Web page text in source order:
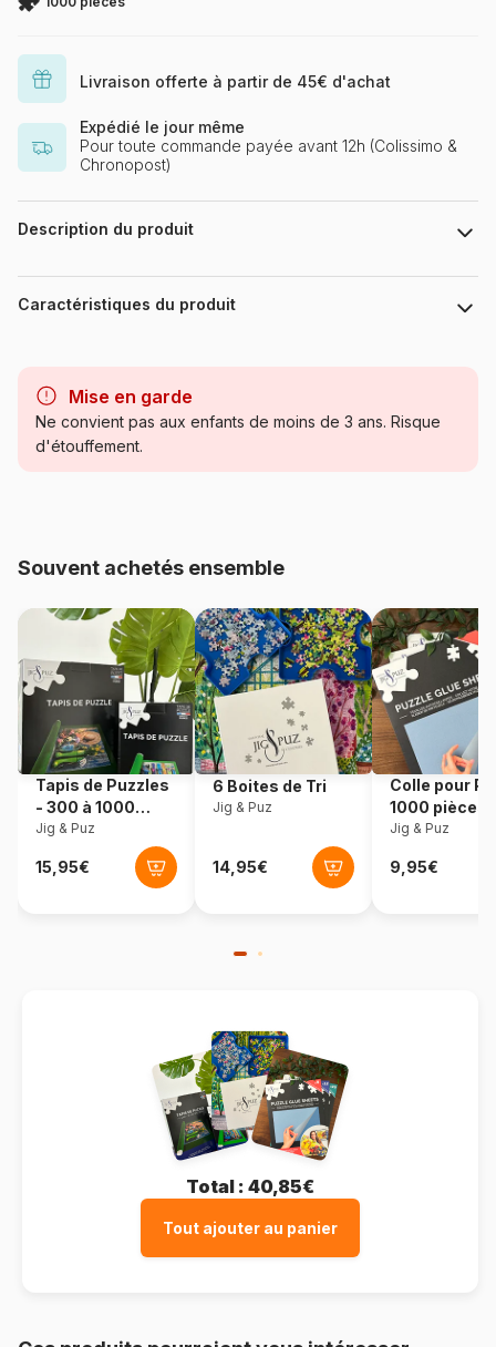
Livraison offerte à partir de 45€ d'achat
Expédié le jour même
Pour toute commande payée avant 12h (Colissimo &
Chronopost)
Description du produit
Puzzle de 1000 pièces. Dimensions du puzzle assemblé : 68 x
47 cm.
Caractéristiques du produit
Catégorie
Provenance Roumanie
Dtoys-70074
EAN 5947502870074
Nombre de pièces 1000 pièces
Dimensions 68 x 47 cm
Matière primaire
Mise en garde
Ne convient pas aux enfants de moins de 3 ans. Risque
d'étouffement.
Souvent achetés ensemble
Tapis de Puzzles
- 300 à 1000
pièces
Jig & Puz
6 Boites de Tri
Jig & Puz
Colle pour
1000 pièces
Jig & Puz
Total : 40,85€
Tout ajouter au panier